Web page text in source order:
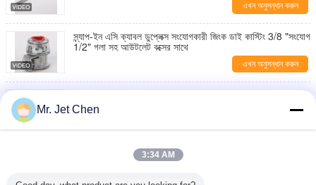
এখন অনুসন্ধান করুন
স্ন্যাপ-ইন এসি ক্যাবল ডুপ্লেক্স সংযোগকারী জিংক ডাই কাস্টিং 3/8 "সংযোগ
1/2" গলা সহ আউটলেট বক্সের সাথে
এখন অনুসন্ধান করুন
ইউএল তালিকাভুক্ত গ্যালভানাইজড ইস্পাত আউটলেট বক্স কাদা রিং এক
গ্যাং থেকে তিন গ্যাং axwill
স্টিল লকনাট 1/2" থেকে 4" , UL E350597 সহ স্ক্রু কাপলিং EMT
কন্ডুইট ফিটিং সেট করুন
Mr. Jet Chen
3:34 AM